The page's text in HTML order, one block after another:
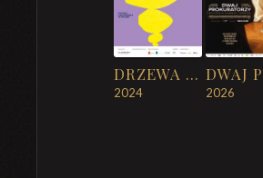
DRZEWA MILCZĄ (WATCH DOCS)
2024 2026